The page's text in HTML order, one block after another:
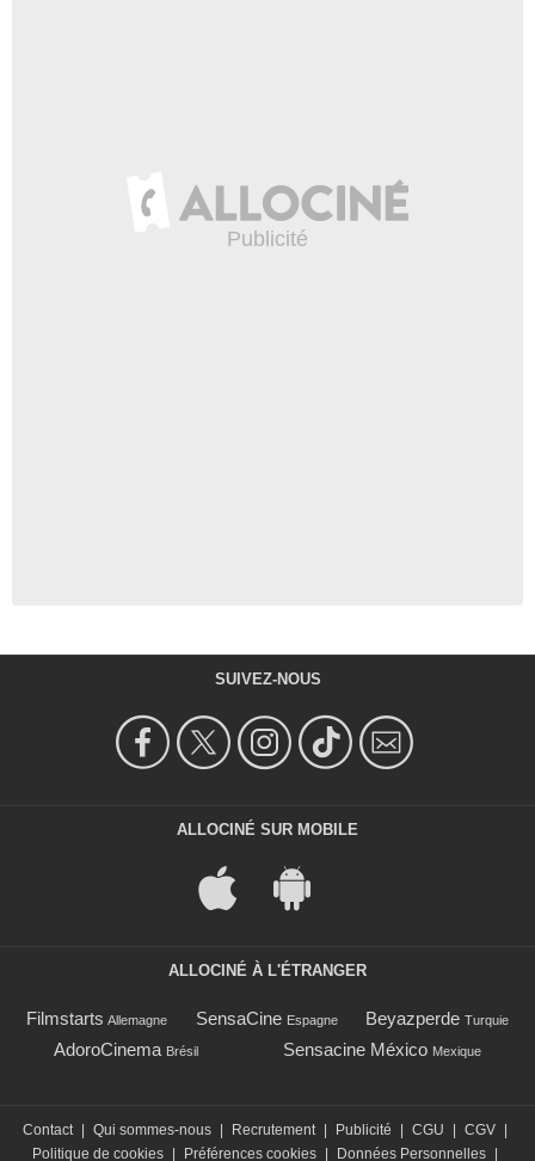
SUIVEZ-NOUS
ALLOCINÉ SUR MOBILE
ALLOCINÉ À L'ÉTRANGER
Filmstarts Allemagne SensaCine Espagne Beyazperde Turquie
AdoroCinema Brésil Sensacine México Mexique
Contact | Qui sommes-nous | Recrutement | Publicité | CGU | CGV |
Politique de cookies | Préférences cookies | Données Personnelles |